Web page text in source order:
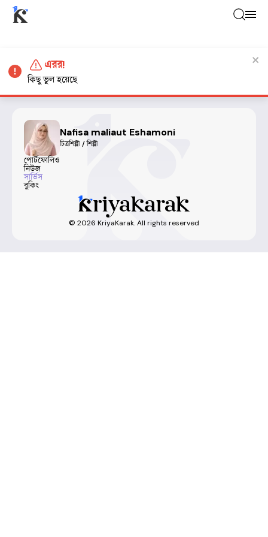
Nafisa maliaut Eshamoni
চিত্রশিল্পী / শিল্পী
পোর্টফোলিও
নিউজ
সার্ভিস
বুকিং
© 2026 KriyaKarak. All rights reserved
এরর!
কিছু ভুল হয়েছে